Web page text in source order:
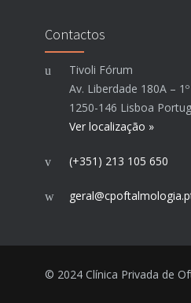
Contactos
Tivoli Fórum
Av. Liberdade 180A – 1º
1250-146 Lisboa
Ver localização »
(+351) 213 105 650
© 2024 Clínica Privada de